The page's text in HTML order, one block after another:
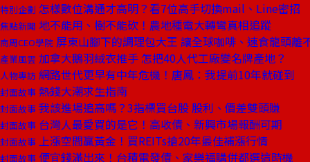
特別企劃 怎樣數位溝通才高明？看7位高手切換mail、Line密招
焦點新聞 地不能用、樹不能砍！農地種電大轉彎真相追蹤
商周CEO學院 屏東山腳下的調理包大王 讓全球咖啡、速食龍頭離
產業風雲 加拿大鵝羽絨衣推手 怎把40人代工廠變名牌產地？
人物專訪 網路世代更早有中年危機！唐鳳：我提前10年就碰到
封面故事 熱錢大潮求生指南
封面故事 我該進場追高嗎？3指標買台股 股利、價差雙頭賺
封面故事 台灣人最愛買的是它！高收債、新興市場報酬可期
封面故事 上漲空間贏黃金！買REITs搶20年最佳補漲行情
封面故事 便宜錢滿出來！台積電發債、家樂福購併都選這時機